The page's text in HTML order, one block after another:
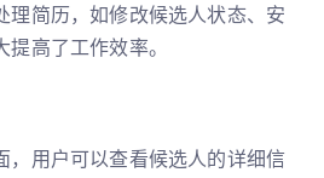
理简历，如修改候选人状态、安
高了工作效率。
，用户可以查看候选人的详细信